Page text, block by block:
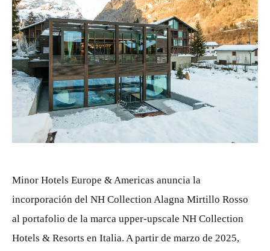
Minor Hotels Europe & Americas anuncia la
incorporación del NH Collection Alagna Mirtillo Rosso
al portafolio de la marca upper-upscale NH Collection
Hotels & Resorts en Italia. A partir de marzo de 2025,